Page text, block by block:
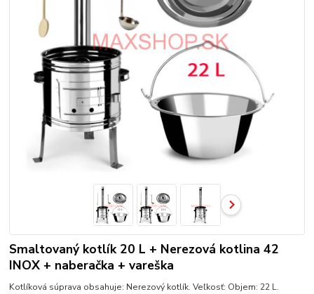
Smaltovaný kotlík 20 L + Nerezová kotlina 42
INOX + naberačka + vareška
Kotlíková súprava obsahuje: Nerezový kotlík. Veľkosť: Objem: 22 L.